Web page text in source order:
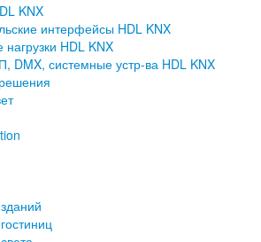
KNX
интерфейсы HDL KNX
HDL KNX
DMX, системные устр-ва HDL KNX